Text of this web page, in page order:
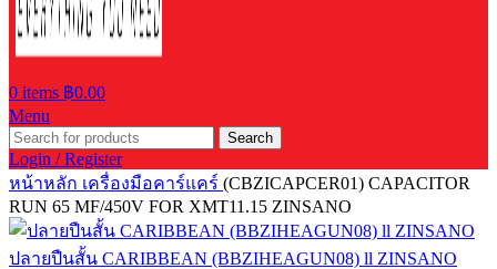
0 items ฿0.00
Menu
Search
Login / Register
หน้าหลัก เครื่องมือคาร์แคร์ (CBZICAPCER01) CAPACITOR
RUN 65 MF/450V FOR XMT11.15 ZINSANO
ปลายปืนสั้น CARIBBEAN (BBZIHEAGUN08) ll ZINSANO